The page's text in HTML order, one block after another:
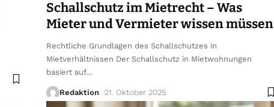
Schallschutz im Mietrecht – Was
Mieter und Vermieter wissen müssen
Rechtliche Grundlagen des Schallschutzes in
Mietverhältnissen Der Schallschutz in Mietwohnungen
basiert auf…
Redaktion 21. Oktober 2025